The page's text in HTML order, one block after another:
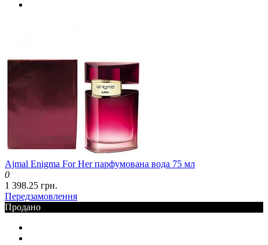
Ajmal Enigma For Her парфумована вода 75 мл
0
1 398.25 грн.
Передзамовлення
Продано